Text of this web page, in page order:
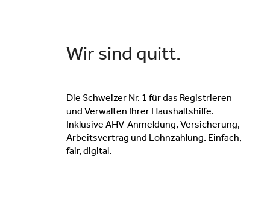
Wir sind quitt.
Die Schweizer Nr. 1 für das Registrieren
und Verwalten Ihrer Haus­halts­hilfe.
Inklusive AHV-Anmeldung, Versicherung,
Arbeitsvertrag und Lohnzahlung. Einfach,
fair, digital.